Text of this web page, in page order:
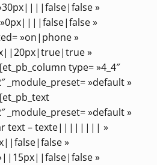
»
»0px||||false|false »
»on|phone »
»
type= »4_4″
_module_preset= »default »
_module_preset= »default »
text – texte|||||||| »
»
»